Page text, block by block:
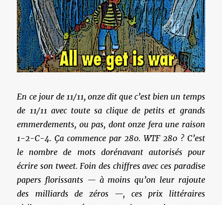
En ce jour de 11/11, onze dit que c’est bien un temps
de 11/11 avec toute sa clique de petits et grands
emmerdements, ou pas, dont onze fera une raison
1-2-C-4. Ça commence par 280. WTF 280 ? C’est
le nombre de mots dorénavant autorisés pour
écrire son tweet. Foin des chiffres avec ces paradise
papers florissants — à moins qu’on leur rajoute
des milliards de zéros —, ces prix littéraires